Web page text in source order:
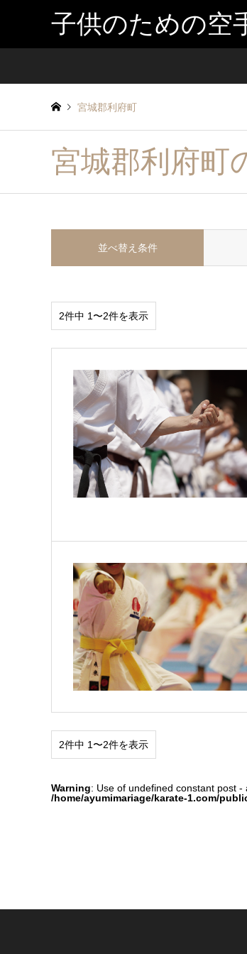
子供のための空
宮城郡利府町
宮城郡利府町
並べ替え条件
2件中 1〜2件を表示
2件中 1〜2件を表示
Warning: Use of undefined constant post
/home/ayumimariage/karate-1.com/